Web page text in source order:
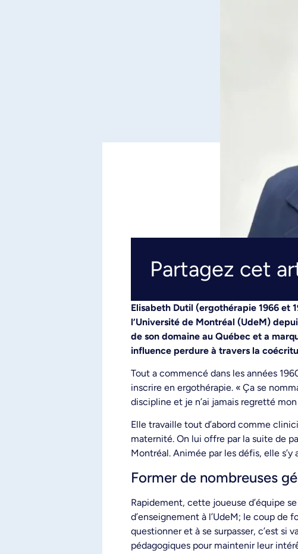
Partagez cet
Elisabeth Dutil (ergothérapie 1966 et
l’Université de Montréal (UdeM)
de son domaine au Québec et a
influence perdure à travers la
Tout a commencé dans les années
inscrire en ergothérapie. « Ça se
discipline et je n’ai jamais regretté
Elle travaille tout d’abord comme
maternité. On lui offre par la suite de
Montréal. Animée par les défis, elle
Former de nombreuses
Rapidement, cette joueuse d’équipe
d’enseignement à l’UdeM; le coup de
questionner et à se surpasser, c’est si
pédagogiques pour maintenir leur